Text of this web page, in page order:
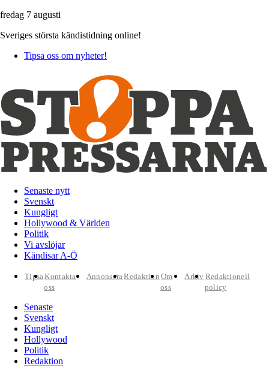
fredag 7 augusti
Sveriges största kändistidning online!
Tipsa oss om nyheter!
Senaste nytt
Svenskt
Kungligt
Hollywood & Världen
Politik
Vi avslöjar
Kändisar A-Ö
TipsaKontakta
oss
AnnonseraRedaktion Om
oss
Arkiv Redaktionell
policy
Senaste
Svenskt
Kungligt
Hollywood
Politik
Redaktion